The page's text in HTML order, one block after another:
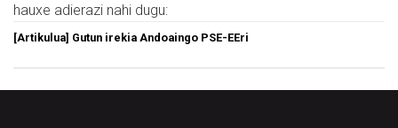
hauxe adierazi nahi dugu:
[Artikulua] Gutun irekia Andoaingo PSE-EEri